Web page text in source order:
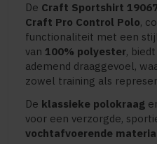
De Craft Sportshirt
Craft Pro Control Polo,
functionaliteit met een
van 100% polyester,
ademend draaggevoel,
zowel training als
De klassieke polokraag
voor een verzorgde,
vochtafvoerende